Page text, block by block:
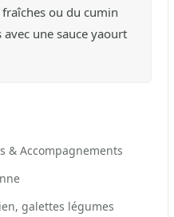
ou du cumin
une sauce yaourt
& Accompagnements
galettes légumes